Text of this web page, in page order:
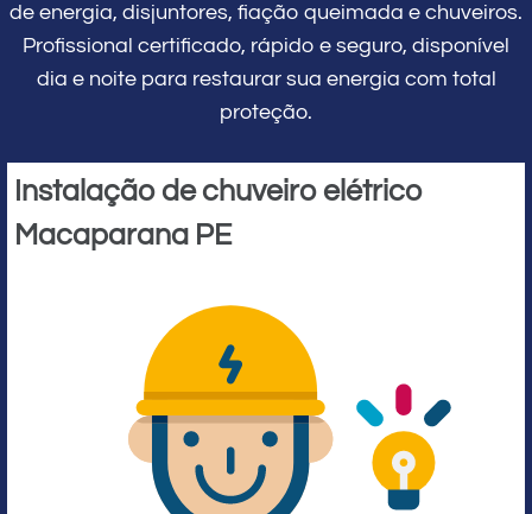
de energia, disjuntores, fiação queimada e chuveiros.
Profissional certificado, rápido e seguro, disponível
dia e noite para restaurar sua energia com total
proteção.
Instalação de chuveiro elétrico
Macaparana PE